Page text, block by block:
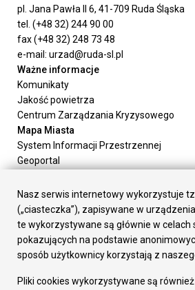
pl. Jana Pawła II 6, 41-709 Ruda Śląska
tel. (+48 32) 244 90 00
fax (+48 32) 248 73 48
e-mail: urzad@ruda-sl.pl
Ważne informacje
Komunikaty
Jakość powietrza
Centrum Zarządzania Kryzysowego
Mapa Miasta
System Informacji Przestrzennej
Geoportal
Załatw sprawę
Prezydent Miasta
Rada Miasta
Wydziały
Elektroniczna Skrzynka Podawcza
Gospodarka
Nasz serwis internetowy wykorzystuje
(„ciasteczka”), zapisywane w
te wykorzystywane są głównie w celach
pokazujących na podstawie
sposób użytkownicy korzystają z
Pliki cookies wykorzystywane są